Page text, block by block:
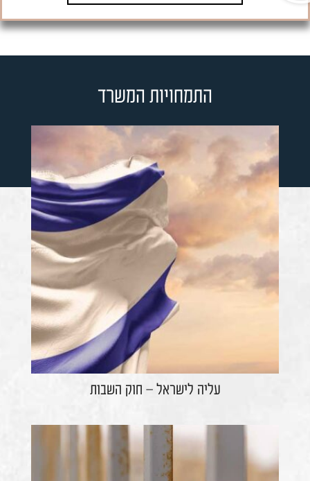
התמחויות המשרד
עליה לישראל – חוק השבות